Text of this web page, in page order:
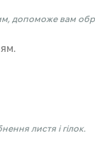
допоможе вам
листя і гілок.